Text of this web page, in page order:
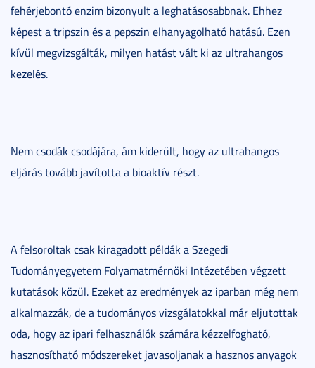
fehérjebontó enzim bizonyult a leghatásosabbnak. Ehhez
képest a tripszin és a pepszin elhanyagolható hatású. Ezen
kívül megvizsgálták, milyen hatást vált ki az ultrahangos
kezelés.
Nem csodák csodájára, ám kiderült, hogy az ultrahangos
eljárás tovább javította a bioaktív részt.
A felsoroltak csak kiragadott példák a Szegedi
Tudományegyetem Folyamatmérnöki Intézetében végzett
kutatások közül. Ezeket az eredmények az iparban még nem
alkalmazzák, de a tudományos vizsgálatokkal már eljutottak
oda, hogy az ipari felhasználók számára kézzelfogható,
hasznosítható módszereket javasoljanak a hasznos anyagok